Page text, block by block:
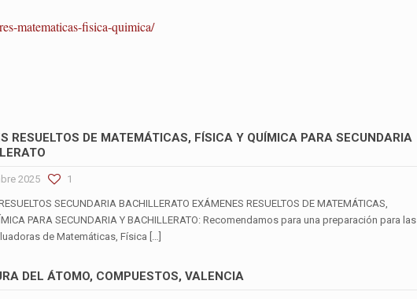
matematicas-fisica-quimica/
RESUELTOS DE MATEMÁTICAS, FÍSICA Y QUÍMICA PARA SECUNDARIA
2025 1
SECUNDARIA BACHILLERATO EXÁMENES RESUELTOS DE MATEMÁTICAS,
PARA SECUNDARIA Y BACHILLERATO: Recomendamos para una preparación para las
de Matemáticas, Física […]
DEL ÁTOMO, COMPUESTOS, VALENCIA